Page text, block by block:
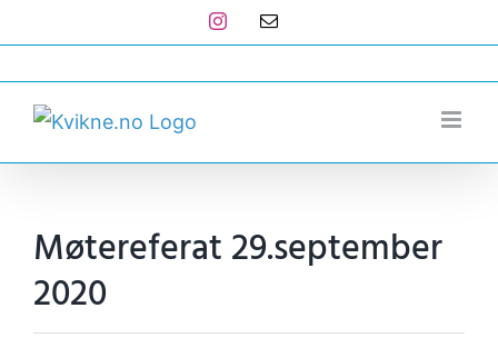
to
content
Instagram
E-
Møtereferat 29.september
2020